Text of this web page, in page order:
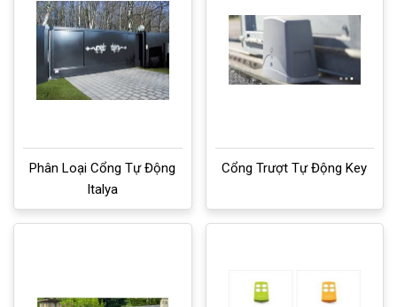
Phân Loại Cổng Tự Động
Italya
Cổng Trượt Tự Động Key